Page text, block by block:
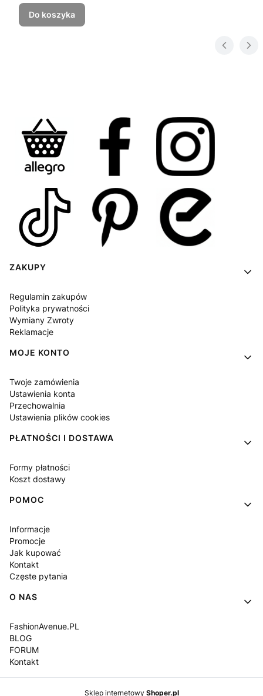
Do koszyka
Linki w stopce
ZAKUPY
Regulamin zakupów
Polityka prywatności
Wymiany Zwroty
Reklamacje
MOJE KONTO
Twoje zamówienia
Ustawienia konta
Przechowalnia
Ustawienia plików cookies
PŁATNOŚCI I DOSTAWA
Formy płatności
Koszt dostawy
POMOC
Informacje
Promocje
Jak kupować
Kontakt
Częste pytania
O NAS
FashionAvenue.PL
BLOG
FORUM
Kontakt
Sklep internetowy Shoper.pl